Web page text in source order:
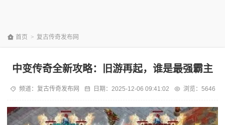
首页 > 复古传奇发布网
中变传奇全新攻略：旧游再起，谁是最强霸主
频道： 复古传奇发布网 日期： 2025-12-06 09:41:02 浏览：5646